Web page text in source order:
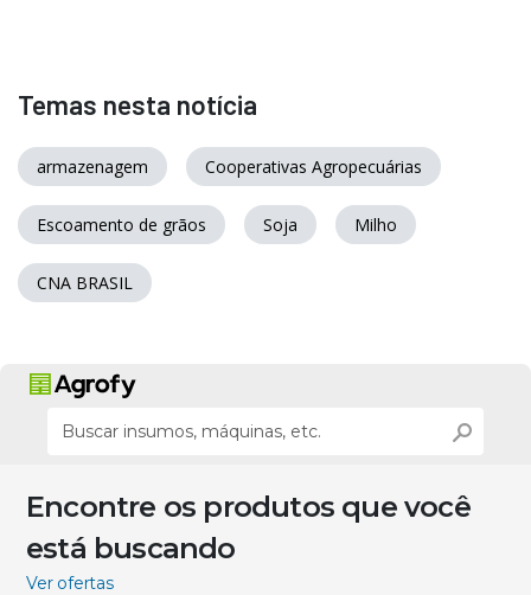
Temas nesta notícia
armazenagem Cooperativas Agropecuárias
Escoamento de grãos Soja Milho
CNA BRASIL
Encontre os produtos que você
está buscando
Ver ofertas